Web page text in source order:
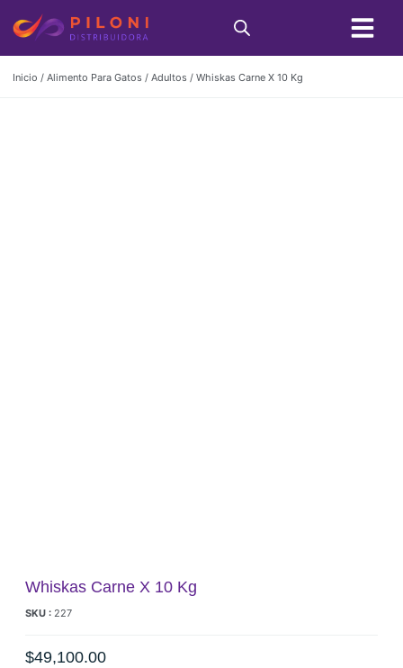
Inicio / Alimento Para Gatos / Adultos / Whiskas Carne X 10 Kg
Whiskas Carne X 10 Kg
SKU : 227
$49,100.00